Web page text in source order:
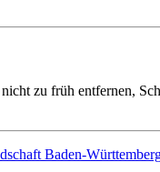
zu früh entfernen,